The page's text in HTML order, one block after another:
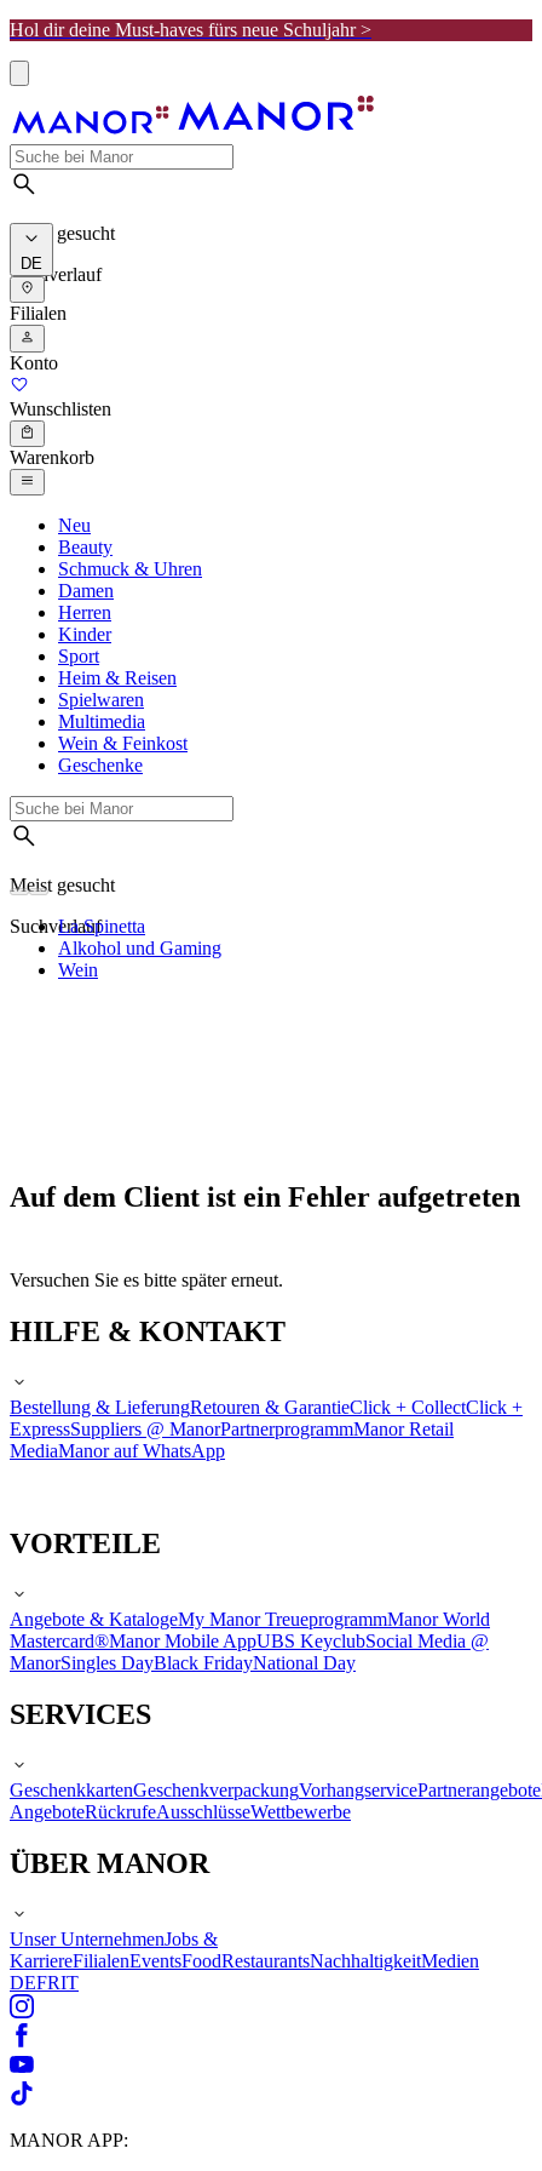
Hol dir deine Must-haves fürs neue Schuljahr >
Meist gesucht
Suchverlauf
DE
Filialen
Konto
Wunschlisten
Warenkorb
Neu
Beauty
Schmuck & Uhren
Damen
Herren
Kinder
Sport
Heim & Reisen
Spielwaren
Multimedia
Wein & Feinkost
Geschenke
Meist gesucht
SuchverlaufLa Spinetta
Alkohol und Gaming
Wein
Auf dem Client ist ein Fehler aufgetreten
Versuchen Sie es bitte später erneut.
HILFE & KONTAKT
Bestellung & LieferungRetouren & GarantieClick + CollectClick +
ExpressSuppliers @ ManorPartnerprogrammManor Retail
MediaManor auf WhatsApp
VORTEILE
Angebote & KatalogeMy Manor TreueprogrammManor World
Mastercard®Manor Mobile AppUBS KeyclubSocial Media @
ManorSingles DayBlack FridayNational Day
SERVICES
GeschenkkartenGeschenkverpackungVorhangservicePartnerangebote
AngeboteRückrufeAusschlüsseWettbewerbe
ÜBER MANOR
Unser UnternehmenJobs &
KarriereFilialenEventsFoodRestaurantsNachhaltigkeitMedien
DEFRIT
MANOR APP: